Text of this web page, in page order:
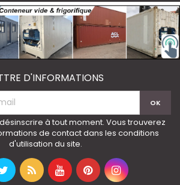
D'INFORMATIONS
à tout moment. Vous trouverez
de contact dans les conditions
d'utilisation du site.